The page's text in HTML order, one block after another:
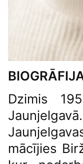
Dzimis
mācījies